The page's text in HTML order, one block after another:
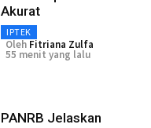
Akurat
IPTEK
Oleh Fitriana Zulfa
55 menit yang lalu
PANRB Jelaskan